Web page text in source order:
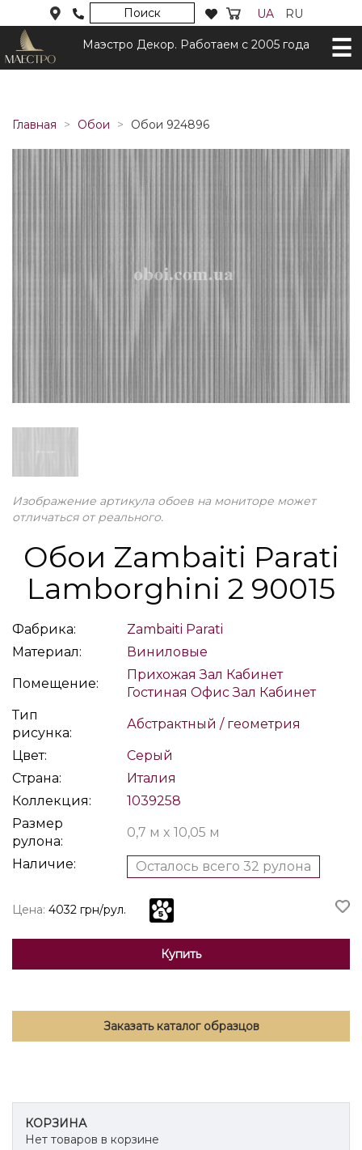
Поиск UA RU
Маэстро Декор. Работаем с 2005 года
Главная Обои Обои 924896
Изображение артикула обоев на мониторе может
отличаться от реального.
Обои Zambaiti Parati
Lamborghini 2 90015
Фабрика:
Zambaiti Parati
Материал:
Виниловые
Помещение:
Прихожая Зал Кабинет
Гостиная Офис Зал Кабинет
Тип
рисунка:
Абстрактный / геометрия
Цвет:
Серый
Страна:
Италия
Коллекция:
1039258
Размер
рулона:
0,7 м x 10,05 м
Наличие: Осталось всего 32 рулона
Цена: 4032 грн/рул.
Купить
Заказать каталог образцов
КОРЗИНА
Нет товаров в корзине